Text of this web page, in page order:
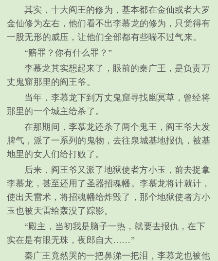
其实，十大阎王的修为，基本都在金仙或者大罗
金仙修为左右，他们看不出李慕龙的修为，只觉得有
一股无形的威压，让他们全部都有些喘不过气来。
“赔罪？你有什么罪？”
李慕龙其实想起来了，眼前的秦广王，是负责万
丈鬼窟那里的阎王爷。
当年，李慕龙下到万丈鬼窟寻找幽冥草，曾经将
那里的一个城主给杀了。
在那期间，李慕龙还杀了两个鬼王，阎王爷大发
脾气，派了一系列的鬼物，去往泉城基地报仇，被基
地里的女人们给打败了。
后来，阎王爷又派了地狱使者方小玉，前去捉拿
李慕龙，甚至还用了圣器招魂幡。李慕龙将计就计，
使出天雷术，将招魂幡给炸毁了，那个地狱使者方小
玉也被天雷给轰没了踪影。
“殿主，当初我是脑子一热，就要去报仇，在下
实在是有眼无珠，夜郎自大……”
秦广王竟然哭的一把鼻涕一把泪，李慕龙也被他